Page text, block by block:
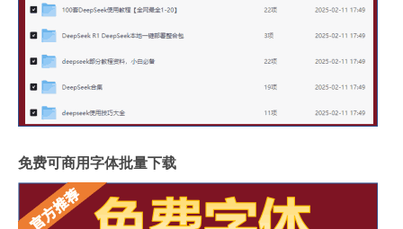
免费可商用字体批量下载